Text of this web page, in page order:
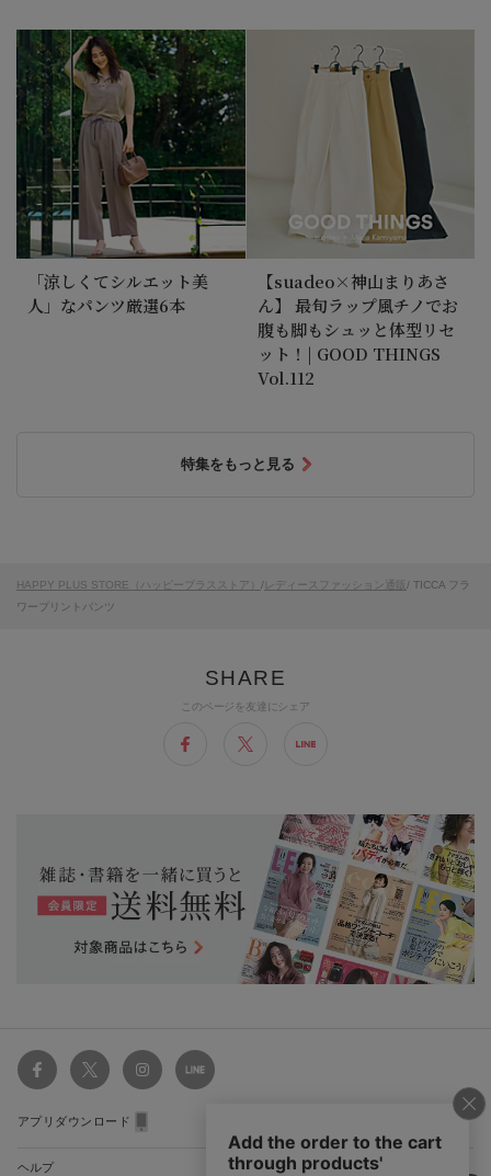
このページを友達にシェア
「涼しくてシルエット美
人」なパンツ厳選6本
【suadeo×神山まりあさ
ん】 最旬ラップ風チノでお
腹も脚もシュッと体型リセ
ット！| GOOD THINGS
Vol.112
特集をもっと見る
HAPPY PLUS STORE（ハッピープラスストア） / レディースファッション通販 / TICCA フラ
ワープリントパンツ
アプリダウンロード
ヘルプ